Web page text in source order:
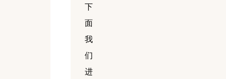
下
面
我
们
进